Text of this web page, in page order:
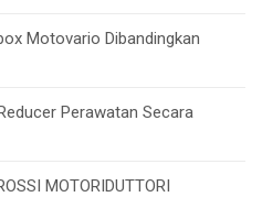
Motovario Dibandingkan
Perawatan Secara
MOTORIDUTTORI